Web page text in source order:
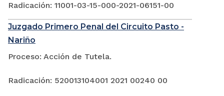
Radicación: 11001-03-15-000-2021-06151-00
Juzgado Primero Penal del Circuito Pasto -
Nariño
Proceso: Acción de Tutela.
Radicación: 520013104001 2021 00240 00